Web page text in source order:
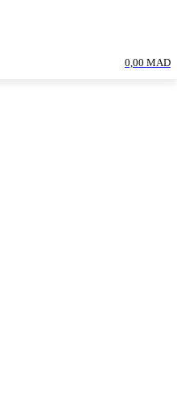
0,00 MAD